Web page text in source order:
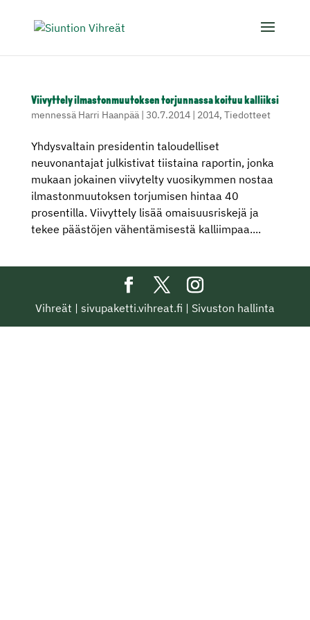
Viivyttely ilmastonmuutoksen torjunnassa koituu kalliiksi
mennessä Harri Haanpää| 30.7.2014| 2014, Tiedotteet
Yhdysvaltain presidentin taloudelliset
neuvonantajat julkistivat tiistaina raportin, jonka
mukaan jokainen viivytelty vuosikymmen nostaa
ilmastonmuutoksen torjumisen hintaa 40
prosentilla. Viivyttely lisää omaisuusriskejä ja
tekee päästöjen vähentämisestä kalliimpaa....
Vihreät | sivupaketti.vihreat.fi | Sivuston hallinta